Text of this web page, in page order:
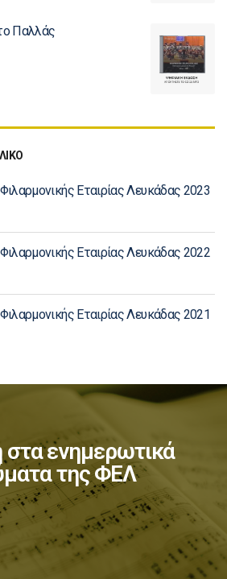
Παλλάς
Εταιρίας Λευκάδας 2023
Εταιρίας Λευκάδας 2022
Εταιρίας Λευκάδας 2021
στα ενημερωτικά
της ΦΕΛ